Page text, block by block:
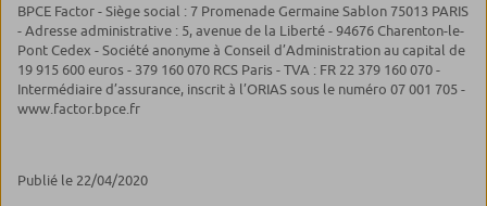
BPCE Factor - Siège social : 7 Promenade Germaine Sablon 75013 PARIS
- Adresse administrative : 5, avenue de la Liberté - 94676 Charenton-le-
Pont Cedex - Société anonyme à Conseil d’Administration au capital de
19 915 600 euros - 379 160 070 RCS Paris - TVA : FR 22 379 160 070 -
Intermédiaire d’assurance, inscrit à l’ORIAS sous le numéro 07 001 705 -
www.factor.bpce.fr
Publié le 22/04/2020